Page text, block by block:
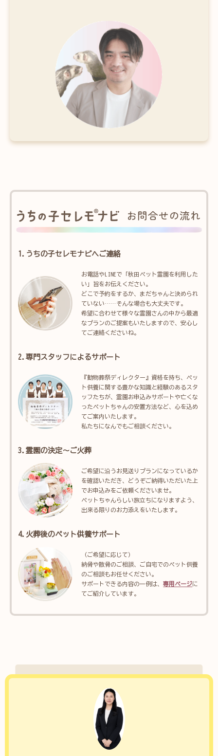
1.うちの子セレモナビへご連絡
お電話やLINEで「秋田ペット霊園を利用した
い」旨をお伝えください。
どこで予約をするか、まだちゃんと決められ
ていない……そんな場合も大丈夫です。
希望に合わせて様々な霊園さんの中から最適
なプランのご提案もいたしますので、安心し
てご連絡くださいね。
2.専門スタッフによるサポート
『動物葬祭ディレクター』資格を持ち、ペッ
ト供養に関する豊かな知識と経験のあるスタ
ッフたちが、霊園お申込みサポートや亡くな
ったペットちゃんの安置方法など、心を込め
てご案内いたします。
私たちになんでもご相談ください。
3.霊園の決定～ご火葬
ご希望に沿うお見送りプランになっているか
を確認いただき、どうぞご納得いただいた上
でお申込みをご依頼くださいませ。
ペットちゃんらしい旅立ちになりますよう、
出来る限りのお力添えをいたします。
4.火葬後のペット供養サポート
（ご希望に応じて）
納骨や散骨のご相談、ご自宅でのペット供養
のご相談もお任せください。
サポートできる内容の一例は、専用ページに
てご紹介しています。